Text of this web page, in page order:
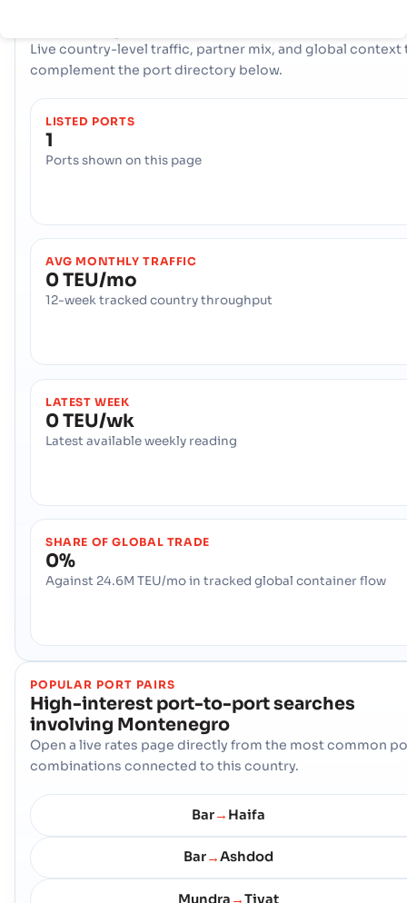
Live country-level traffic, partner mix, and global context
complement the port directory below.
LISTED PORTS
1
Ports shown on this page
AVG MONTHLY TRAFFIC
0 TEU/mo
12-week tracked country throughput
LATEST WEEK
0 TEU/wk
Latest available weekly reading
SHARE OF GLOBAL TRADE
0%
Against 24.6M TEU/mo in tracked global container flow
POPULAR PORT PAIRS
High-interest port-to-port searches
involving Montenegro
Open a live rates page directly from the most common
combinations connected to this country.
Bar→ Haifa
Bar→Ashdod
Mundra →Tivat